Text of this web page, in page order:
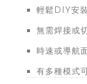
輕鬆DIY安裝
無需焊接或
時速或導航
有多種模式